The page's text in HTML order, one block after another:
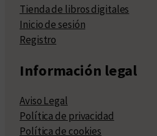
Tienda de libros digitales
Inicio de sesión
Registro
Información legal
Aviso Legal
Política de privacidad
Política de cookies